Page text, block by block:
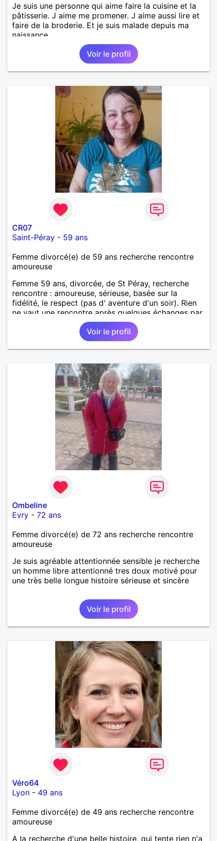
Je suis une personne qui aime faire la cuisine et la
pâtisserie. J aime me promener. J aime aussi lire et
faire de la broderie. Et je suis malade depuis ma
naissance.
Voir le profil
CR07
Saint-Péray - 59 ans
Femme divorcé(e) de 59 ans recherche rencontre
amoureuse
Femme 59 ans, divorcée, de St Péray, recherche
rencontre : amoureuse, sérieuse, basée sur la
fidélité, le respect (pas d' aventure d'un soir). Rien
ne vaut une rencontre après quelques échanges par
messages pour savoir si il y a un feeling entre les
deux et le désir de se revoir. Au plaisir de se
Voir le profil
Ombeline
Evry - 72 ans
Femme divorcé(e) de 72 ans recherche rencontre
amoureuse
Je suis agréable attentionnée sensible je recherche
un homme libre attentionné tres doux motivé pour
une très belle longue histoire sérieuse et sincère
Voir le profil
Véro64
Lyon - 49 ans
Femme divorcé(e) de 49 ans recherche rencontre
amoureuse
A la recherche d'une belle histoire, qui tente rien n'a